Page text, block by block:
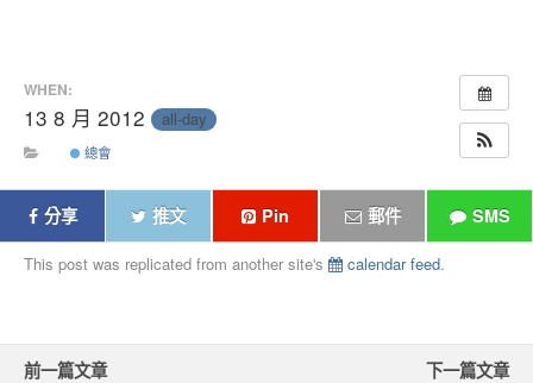
WHEN:
13 8 月 2012 all-day
總會
分享 推文 Pin 郵件 SMS
This post was replicated from another site's calendar feed.
前一篇文章 下一篇文章